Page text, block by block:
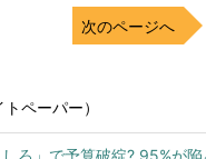
次のページへ
ペーパー）
ろ」で予算破綻? 95%が